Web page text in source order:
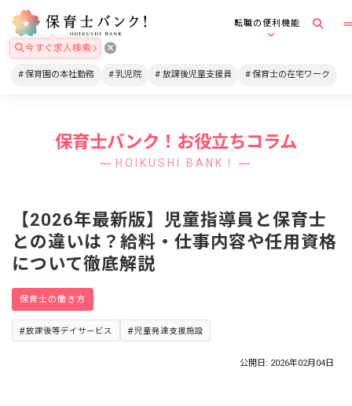
転職の便利機能
今すぐ求人検索
保育園の本社勤務 乳児院 放課後児童支援員 保育士の在宅ワーク
保育士バンク！お役立ちコラム
HOIKUSHI BANK！
【2026年最新版】児童指導員と保育士
との違いは？給料・仕事内容や任用資格
について徹底解説
保育士の働き方
放課後等デイサービス 児童発達支援施設
公開日: 2026年02月04日